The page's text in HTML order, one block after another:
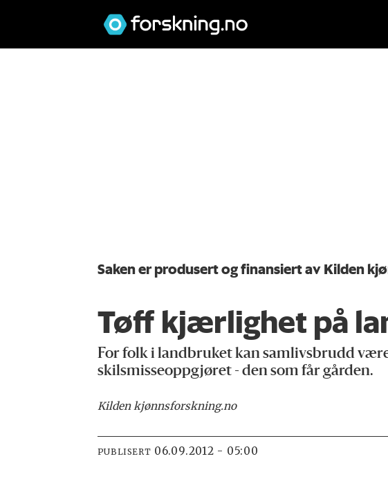
Saken er produsert og finansiert av Kilden
Tøff kjærlighet på
For folk i landbruket kan samlivsbrudd
skilsmisseoppgjøret - den som får gården.
Kilden kjønnsforskning.no
PUBLISERT 06.09.2012 - 05:00